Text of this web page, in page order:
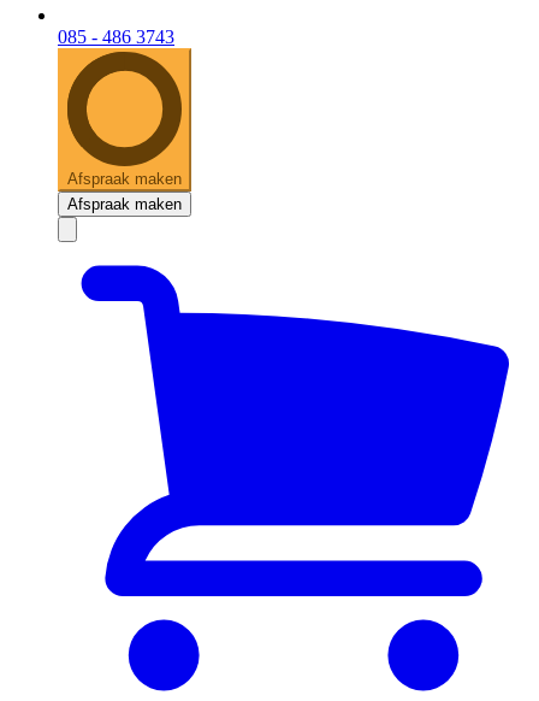
085 - 486 3743
Afspraak maken
Afspraak maken